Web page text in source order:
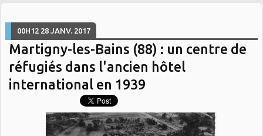
00H12 28 JANV. 2017
Martigny-les-Bains (88) : un centre de
réfugiés dans l'ancien hôtel
international en 1939